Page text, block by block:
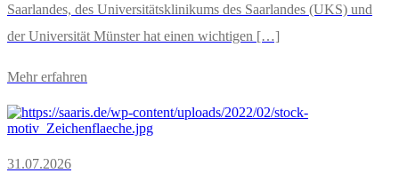
Saarlandes, des Universitätsklinikums des Saarlandes (UKS) und
der Universität Münster hat einen wichtigen […]
Mehr erfahren
31.07.2026